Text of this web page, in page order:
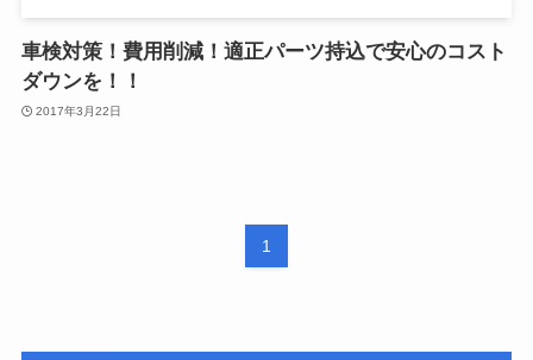
車検対策！費用削減！適正パーツ持込で安心のコスト
ダウンを！！
2017年3月22日
1